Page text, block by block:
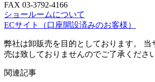
FAX 03-3792-4166
ショールームについて
ECサイト
（口座開設済みのお客様）
弊社は卸販売を目的としております。 当
売は致しておりませんのでご了承ください
関連記事